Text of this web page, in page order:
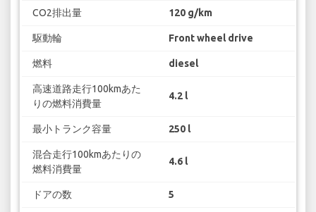
CO2排出量 120 g/km
駆動輪 Front wheel drive
燃料 diesel
高速道路走行100kmあた
りの燃料消費量
4.2 l
最小トランク容量 250 l
混合走行100kmあたりの
燃料消費量
4.6 l
ドアの数 5